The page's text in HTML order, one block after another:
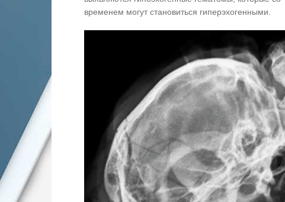
временем могут становиться гиперэхогенными.